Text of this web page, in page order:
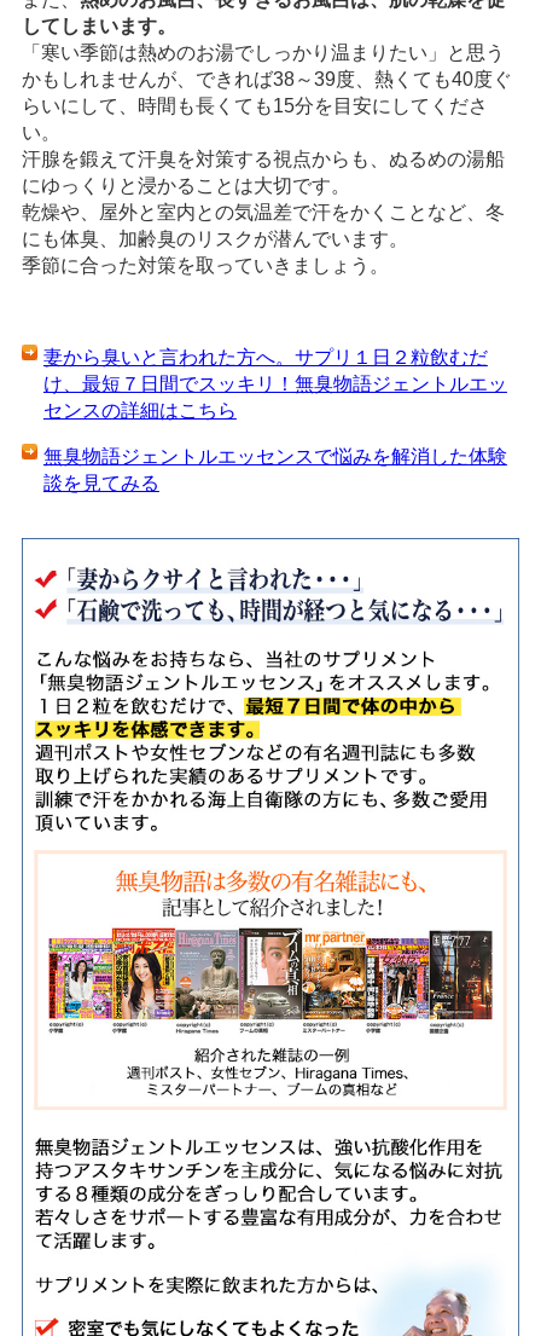
してしまいます。
「寒い季節は熱めのお湯でしっかり温まりたい」と思う
かもしれませんが、できれば38～39度、熱くても40度ぐ
らいにして、時間も長くても15分を目安にしてくださ
い。
汗腺を鍛えて汗臭を対策する視点からも、ぬるめの湯船
にゆっくりと浸かることは大切です。
乾燥や、屋外と室内との気温差で汗をかくことなど、冬
にも体臭、加齢臭のリスクが潜んでいます。
季節に合った対策を取っていきましょう。
妻から臭いと言われた方へ。サプリ１日２粒飲むだ
け、最短７日間でスッキリ！無臭物語ジェントルエッ
センスの詳細はこちら
無臭物語ジェントルエッセンスで悩みを解消した体験
談を見てみる